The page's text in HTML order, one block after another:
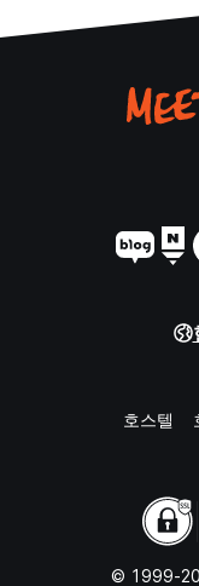
호스텔
© 1999-